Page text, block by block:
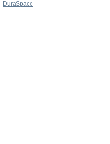
DuraSpace